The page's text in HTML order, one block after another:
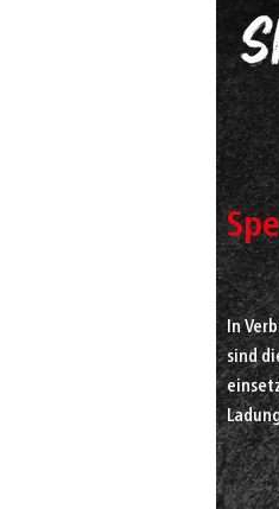
In
sind